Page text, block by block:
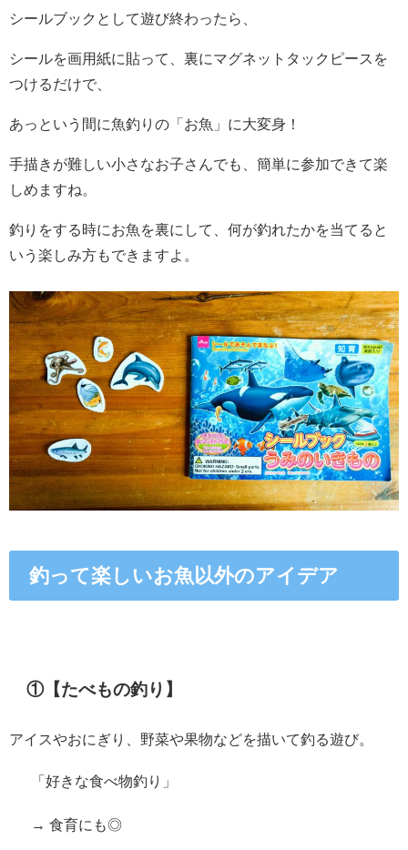
シールブックとして遊び終わったら、
シールを画用紙に貼って、裏にマグネットタックピースを
つけるだけで、
あっという間に魚釣りの「お魚」に大変身！
手描きが難しい小さなお子さんでも、簡単に参加できて楽
しめますね。
釣りをする時にお魚を裏にして、何が釣れたかを当てると
いう楽しみ方もできますよ。
釣って楽しいお魚以外のアイデア
①【たべもの釣り】
アイスやおにぎり、野菜や果物などを描いて釣る遊び。
「好きな食べ物釣り」
→ 食育にも◎